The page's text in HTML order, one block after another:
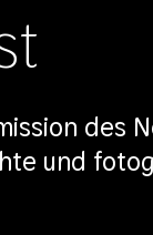
des
und